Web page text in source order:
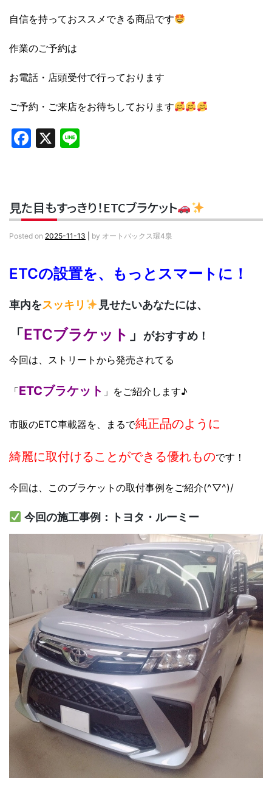
自信を持っておススメできる商品です
作業のご予約は
お電話・店頭受付で行っております
ご予約・ご来店をお待ちしております
Facebook
X
見た目もすっきり！ETCブラケット
Posted on 2025-11-13 by オートバックス環4泉
ETCの設置を、もっとスマートに！
車内をスッキリ 見せたいあなたには、
「ETCブラケット 」 がおすすめ！
今回は、ストリートから発売されてる
「ETCブラケット 」をご紹介します♪
市販のETC車載器を、まるで純正品のように
綺麗に取付けることができる優れものです！
今回は、このブラケットの取付事例をご紹介(^▽^)/
今回の施工事例：トヨタ・ルーミー